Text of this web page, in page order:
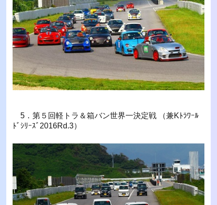
5．第５回軽トラ＆箱バン世界一決定戦 （兼Kﾄﾗﾜｰﾙ
ﾄﾞｼﾘｰｽﾞ2016Rd.3）